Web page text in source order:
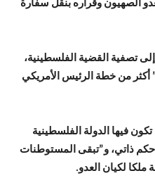
الصهيون وقراره بنقل سفارة
تصفية القضية الفلسطينية،
أكثر من خطة الرئيس الأمريكي
فيها الدولة الفلسطينية
ذاتي، و”تبقى المستوطنات
ملكا لكيان العدو.